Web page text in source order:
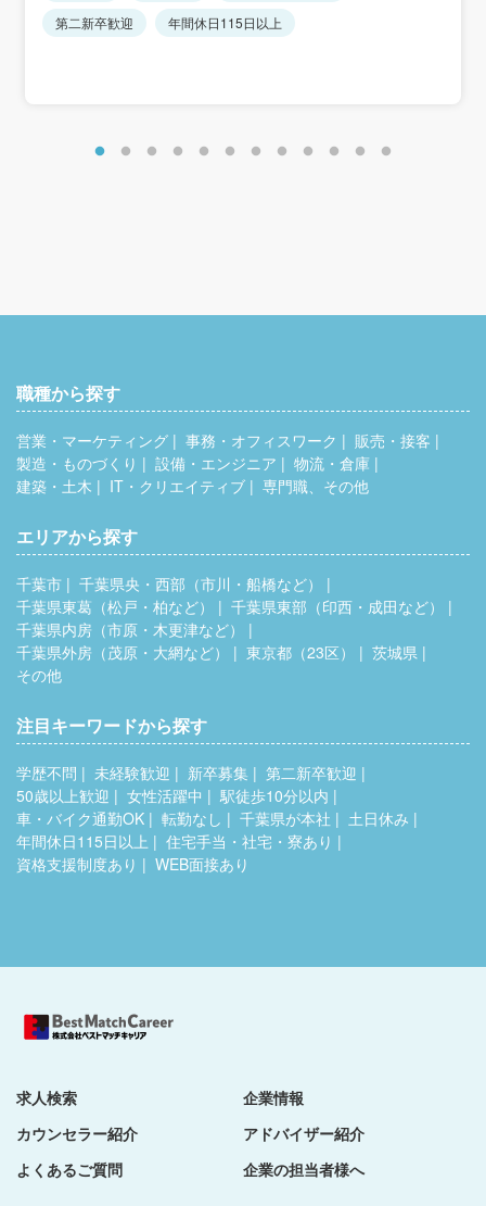
月収33万円×12ヶ月＋賞与
第二新卒歓迎
年間休日115日以上
職種から探す
営業・マーケティング 事務・オフィスワーク
販売・接客
製造・ものづくり
設備・エンジニア
物流・倉庫
建築・土木
IT・クリエイティブ 専門職、その他
エリアから探す
千葉市
千葉県央・西部（市川・船橋など）
千葉県東葛（松戸・柏など）
千葉県東部（印西・成田など）
千葉県内房（市原・木更津など）
千葉県外房（茂原・大網など）
東京都（23区）
茨城県
その他
注目キーワードから探す
学歴不問 未経験歓迎 新卒募集
第二新卒歓迎
50歳以上歓迎
女性活躍中
駅徒歩10分以内
車・バイク通勤OK
転勤なし 千葉県が本社
土日休み
年間休日115日以上
住宅手当・社宅・寮あり
資格支援制度あり
WEB面接あり
求人検索
企業情報
カウンセラー紹介
アドバイザー紹介
よくあるご質問
企業の担当者様へ